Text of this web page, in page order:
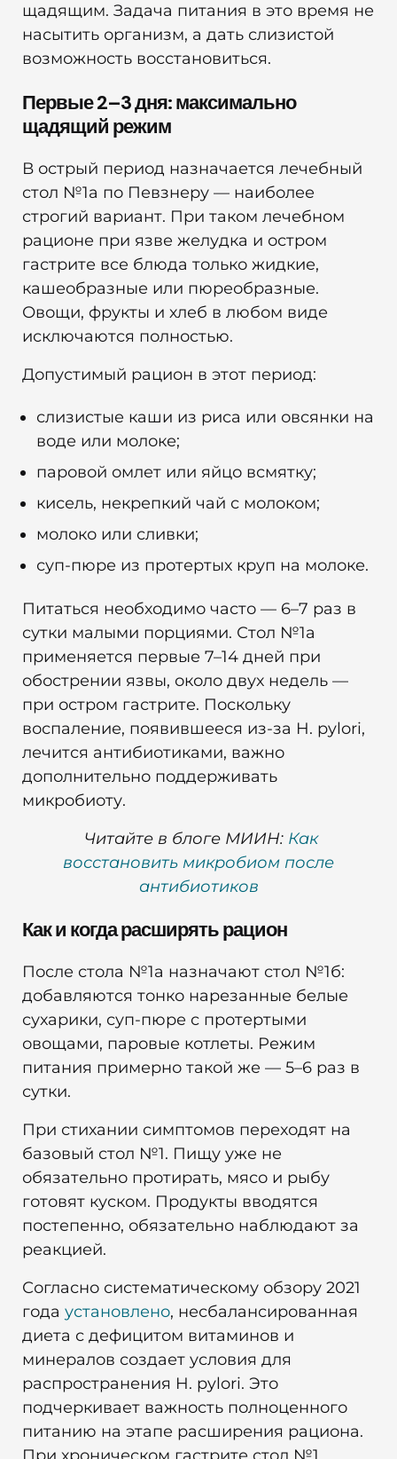
щадящим. Задача питания в это время не
насытить организм, а дать слизистой
возможность восстановиться.
Первые 2–3 дня: максимально
щадящий режим
В острый период назначается лечебный
стол №1а по Певзнеру — наиболее
строгий вариант. При таком лечебном
рационе при язве желудка и остром
гастрите все блюда только жидкие,
кашеобразные или пюреобразные.
Овощи, фрукты и хлеб в любом виде
исключаются полностью.
Допустимый рацион в этот период:
слизистые каши из риса или овсянки на
воде или молоке;
паровой омлет или яйцо всмятку;
кисель, некрепкий чай с молоком;
молоко или сливки;
суп-пюре из протертых круп на молоке.
Питаться необходимо часто — 6–7 раз в
сутки малыми порциями. Стол №1а
применяется первые 7–14 дней при
обострении язвы, около двух недель —
при остром гастрите. Поскольку
воспаление, появившееся из-за H. pylori,
лечится антибиотиками, важно
дополнительно поддерживать
микробиоту.
Читайте в блоге МИИН: Как
восстановить микробиом после
антибиотиков
Как и когда расширять рацион
После стола №1а назначают стол №1б:
добавляются тонко нарезанные белые
сухарики, суп-пюре с протертыми
овощами, паровые котлеты. Режим
питания примерно такой же — 5–6 раз в
сутки.
При стихании симптомов переходят на
базовый стол №1. Пищу уже не
обязательно протирать, мясо и рыбу
готовят куском. Продукты вводятся
постепенно, обязательно наблюдают за
реакцией.
Согласно систематическому обзору 2021
года установлено, несбалансированная
диета с дефицитом витаминов и
минералов создает условия для
распространения H. pylori. Это
подчеркивает важность полноценного
питанию на этапе расширения рациона.